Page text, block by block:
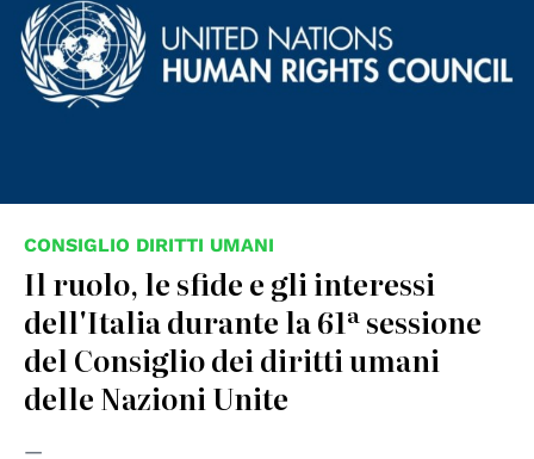
CONSIGLIO DIRITTI UMANI
Il ruolo, le sfide e gli interessi
dell'Italia durante la 61ª sessione
del Consiglio dei diritti umani
delle Nazioni Unite